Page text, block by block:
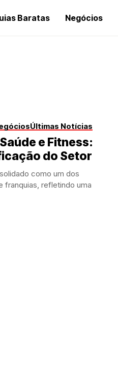
Baratas Negócios
Últimas Notícias
e Fitness:
do Setor
como um dos
franquias, refletindo uma